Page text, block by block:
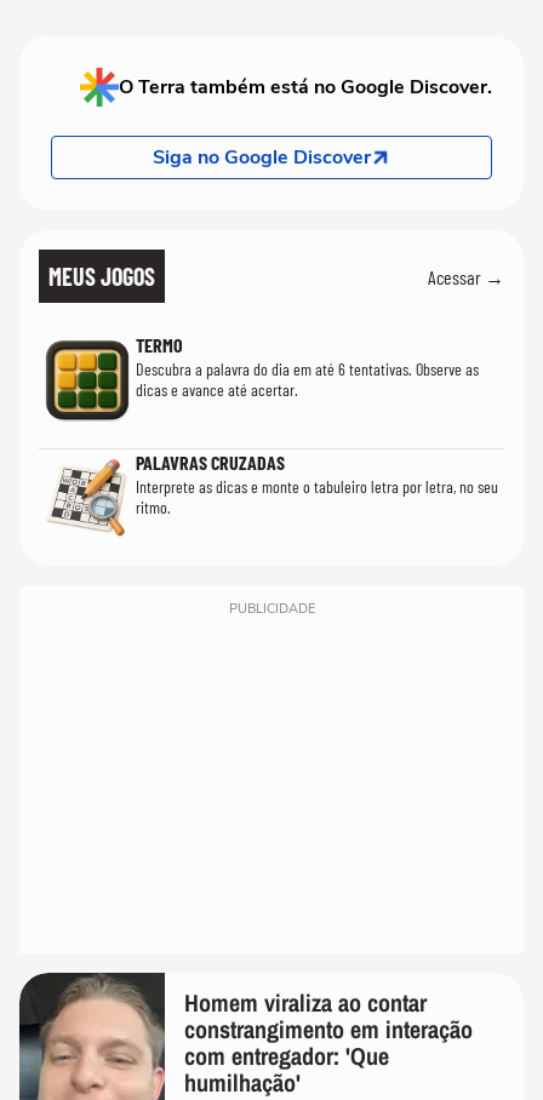
O Terra também está no Google Discover.
Siga no Google Discover
MEUS JOGOS Acessar →
TERMO
Descubra a palavra do dia em até 6 tentativas. Observe as
dicas e avance até acertar.
PALAVRAS CRUZADAS
Interprete as dicas e monte o tabuleiro letra por letra, no seu
ritmo.
PUBLICIDADE
Homem viraliza ao contar
constrangimento em interação
com entregador: 'Que
humilhação'